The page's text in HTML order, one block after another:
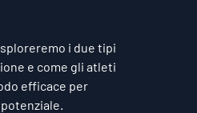
i due tipi
e come gli atleti
efficace per